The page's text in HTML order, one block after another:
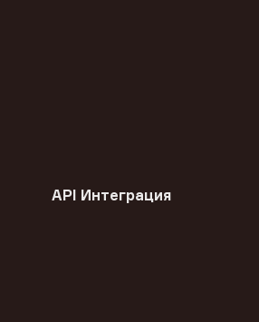
API Интеграция